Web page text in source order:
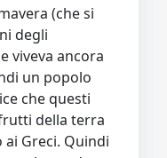
(che si
degli
viveva ancora
un popolo
che questi
della terra
ai Greci. Quindi